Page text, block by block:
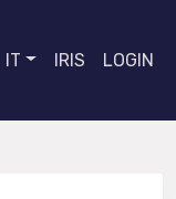
IT IRIS LOGIN